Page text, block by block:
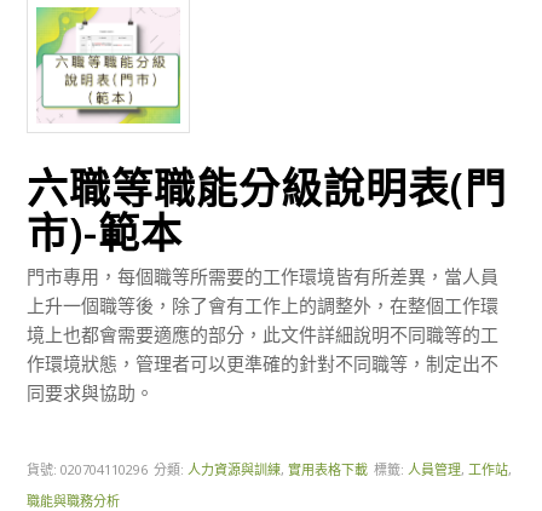
六職等職能分級說明表(門
市)-範本
門市專用，每個職等所需要的工作環境皆有所差異，當人員
上升一個職等後，除了會有工作上的調整外，在整個工作環
境上也都會需要適應的部分，此文件詳細說明不同職等的工
作環境狀態，管理者可以更準確的針對不同職等，制定出不
同要求與協助。
貨號: 020704110296 分類: 人力資源與訓練,實用表格下載 標籤: 人員管理, 工作站,
職能與職務分析